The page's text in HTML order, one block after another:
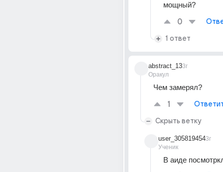
мощный?
0
1 ответ
abstract_13
Оракул
3г
Чем замерял?
1
Скрыть ветку
user_305819454
Ученик
3г
В аиде